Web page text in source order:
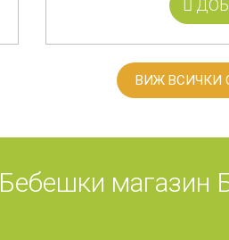
ВИЖ ВСИЧКИ
магазин